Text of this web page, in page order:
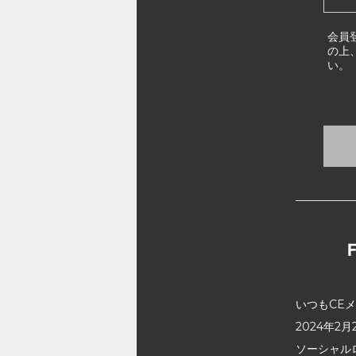
会員
の上
い。
いつもCE
2024年2月
ソーシャ